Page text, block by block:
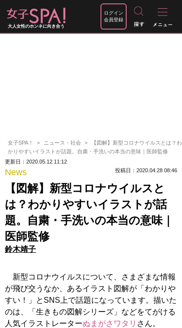
大人女性のホンネに向き合う
ログイン
会員登録
女子SPA！ ニュース・社会
【図解】新型コロナウイルスとは？わ
かりやすいイラストが話題。自粛・手洗いの本当の意味｜医師監修
更新日：2020.05.12 11:12
News 投稿日：2020.04.28 08:46
【図解】新型コロナウイルスと
は？わかりやすいイラストが話
題。自粛・手洗いの本当の意味｜
医師監修
鈴木靖子
新型コロナウイルスについて、さまざまな情報
が飛び交うなか、あるイラスト図解が「わかりや
すい！」とSNS上で話題になっています。描いた
のは、「生きもの図解シリーズ」などをてがける
人気イラストレーターぬまがさワタリ さん。